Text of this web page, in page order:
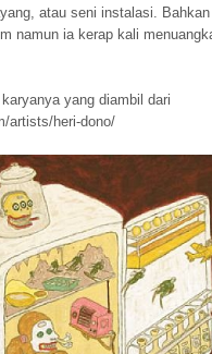
atau seni instalasi.
namun ia kerap kali
yang diambil dari
artists/heri-dono/